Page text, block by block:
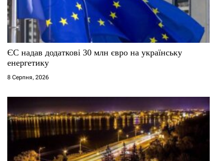
и
с
і
в
ЄС надав додаткові 30 млн євро на українську
енергетику
8 Серпня, 2026